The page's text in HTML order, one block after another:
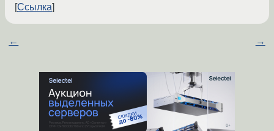
Ссылка
← →